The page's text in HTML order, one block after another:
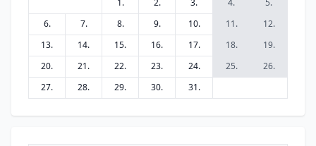
1.
2. 3. 4.
5.
6.
7. 8. 9. 10. 11.
12.
13.
14. 15. 16. 17. 18.
19.
20.
21. 22. 23. 24. 25.
26.
27.
28. 29. 30. 31.